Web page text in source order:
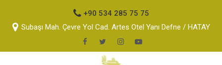
+90 534 285 75 75
Subaşı Mah. Çevre Yol Cad. Artes Otel Yanı Defne / HATAY